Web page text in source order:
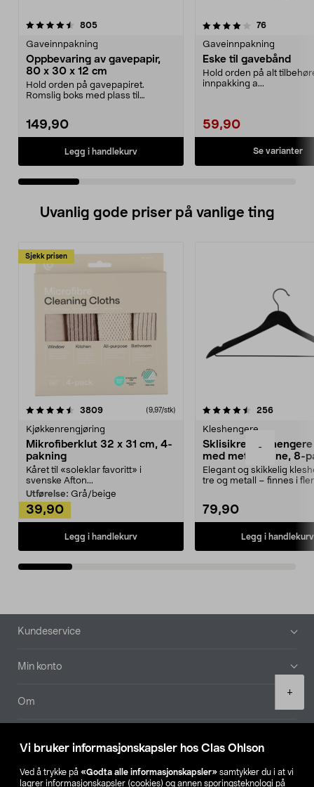
Vi bruker informasjonskapsler hos Clas Ohlson
Ved å trykke på «Godta alle informasjonskapsler» samtykker du i at vi
lagrer informasjonskapsler (cookies) og annen sporingsteknologi på
-
+
805anmeldelser
Gaveinnpakning
Oppbevaring av gavepapir,
80 x 30 x 12 cm
Hold orden på gavepapiret.
Romslig boks med plass til
149,90
Legg i handlekurv
4.0 av 5 stjerner 76
Gaveinnpakning
Eske til gavebånd
Hold orden på alt
innpakking a...
59,90
Se varianter
4.5 av 5 stjerner
Uvanlig gode priser på vanlige ting
Sjekk prisen
3809anmeldelser(9,97/stk)
Kjøkkenrengjøring
Mikrofiberklut 32 x 31 cm, 4-
pakning
Kåret til «soleklar favoritt» i
svenske Afton...
Utførelse: Grå/beige
39,90
Legg i handlekurv
4.5av 5 stjerner 256
Kleshengere
Sklisikre
med metallpinne, 8-
Elegant og skikkelig
tre og metall – finnes i
79,90
Legg i handlekurv
4.5av 5 stjerner
Bunntekst
Kundeservice
Min konto
Om
Våre selskaper